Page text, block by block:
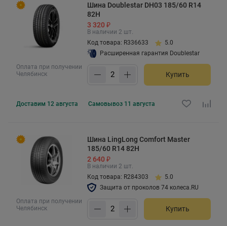
Оплата при получении
Челябинск
Шина Doublestar DH03 185/60 R14
82H
3 320 ₽
В наличии 2 шт.
Код товара: R336633
5.0
Расширенная гарантия Doublestar
Купить
Доставим 12 августа Самовывоз 11 августа
Оплата при получении
Челябинск
Шина LingLong Comfort Master
185/60 R14 82H
2 640 ₽
В наличии 2 шт.
Код товара: R284303
5.0
Защита от проколов 74 колеса.RU
Купить